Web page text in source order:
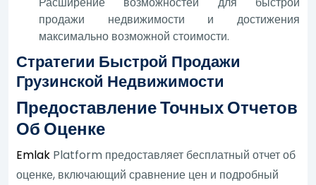
продажи недвижимости и достижения
максимально возможной стоимости.
Стратегии Быстрой Продажи
Грузинской Недвижимости
Предоставление Точных Отчетов
Об Оценке
Emlak Platform предоставляет бесплатный отчет об
оценке, включающий сравнение цен и подробный